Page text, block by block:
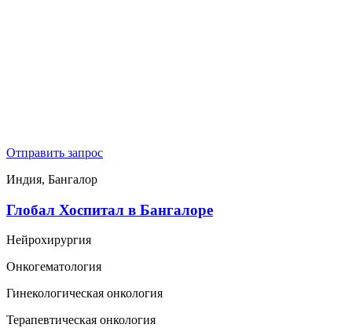
Отправить запрос
Индия, Бангалор
Глобал Хоспитал в Бангалоре
Нейрохирургия
Онкогематология
Гинекологическая онкология
Терапевтическая онкология